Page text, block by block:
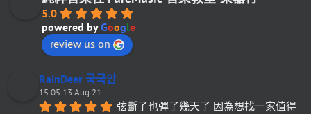
5.0
powered byGoogle
review us on
RainDeer 국국안
15:05 13 Aug 21
弦斷了也彈了幾天了 因為想找一家值得